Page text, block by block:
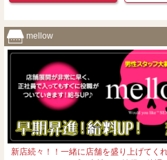
mellow
新店続々！！一緒に店舗を盛り上げてく